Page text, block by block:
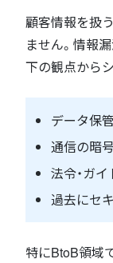
顧客情報を扱
ません。情報
下の観点から
データ保
通信の暗
法令・ガ
過去にセ
特にBtoB領域